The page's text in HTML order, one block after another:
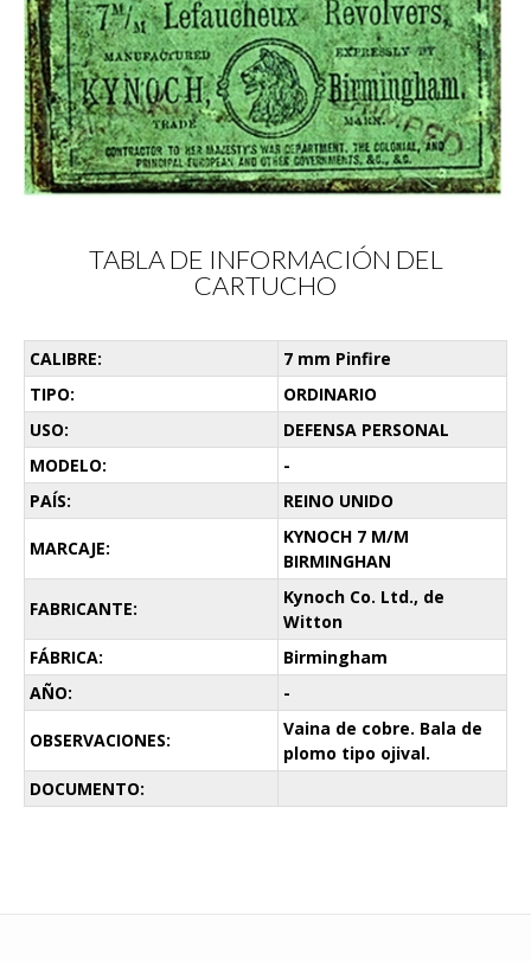
TABLA DE INFORMACIÓN DEL
CARTUCHO
CALIBRE:
7 mm Pinfire
TIPO:
ORDINARIO
USO:
DEFENSA PERSONAL
MODELO:
-
PAÍS:
REINO UNIDO
MARCAJE:
KYNOCH 7 M/M
BIRMINGHAN
FABRICANTE:
Kynoch Co. Ltd., de
Witton
FÁBRICA:
Birmingham
AÑO:
-
OBSERVACIONES:
Vaina de cobre. Bala de
plomo tipo ojival.
DOCUMENTO: